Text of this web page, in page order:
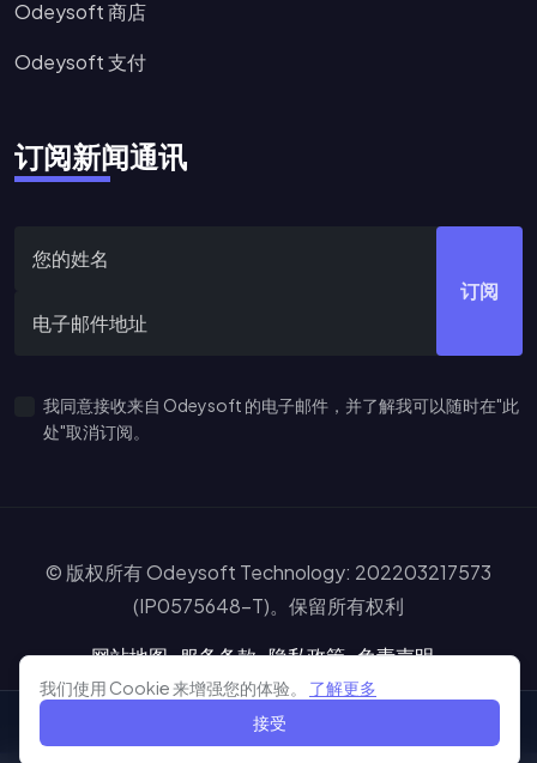
我们使用 Cookie 来增强您的体验。 Learn more about our
了解更多
接受
Odeysoft 商店
Odeysoft 支付
订阅新闻通讯
订阅
我同意接收来自 Odeysoft 的电子邮件，并了解我可以随时在"此
处"取消订阅。
© 版权所有 Odeysoft Technology: 202203217573
(IP0575648-T)。保留所有权利
网站地图 服务条款 隐私政策 免责声明